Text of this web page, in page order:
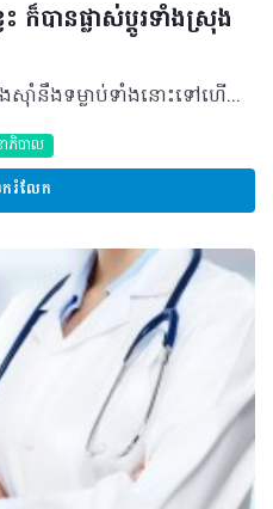
ក៏បានផ្លាស់ប្តូរទាំងស្រុង
មានរឿងខ្លះ យើងបានរស់នៅឡើងស៊ាំនឹងទម្លាប់ទាំងនោះទៅហើយ តែក៏មានពេលខ្លះទៀត ដែលត្រូវតែទទួលយកការពិតនៃការផ្លាស់ប្តូរថ្មីក្រោយពេលសម្រេចចិត្តជ្រើសរើសអ្វីមួយសម្រាប់ដំណើរជីវិតរបស់ខ្លួន។ ក្នុងនោះផងដែរ ក្រោយពេលក្លាយខ្លួនជានិស្សិតពេទ្យមួយរូបហើយ នឹងមានទម្លាប់មួយចំនួន អ្នកនឹងត្រូវផ្លាស់ប្តូរ និងទទួលយកវា បើទោះជាការពិត មិនសូវចង់ឲ្យកើតឡើងក៏ដោយ… អ្នកខ្លះដែលកំពុងអាន ក៏ប្រហែលជាយល់អារម្មណ៍ទាំងនេះច្បាស់ហើយ ស្របពេលដែលអ្នកខ្លះ ហាក់ដូចជានៅមិនទាន់ច្បាស់ថា«មែនក៏អី?» តែកុំបារម្ភ…អ្វីក៏ដោយ តែងតែមានផលវិជ្ជមាន និងអវិជ្ជមានរបស់វាដែរ ហេតុនេះហើយ…រីករាយប្រឈមនឹងអ្វីដលត្រូវប្រឈម ហើយកុំភ្លេចសម្របខ្លួនដោយភាពវៃឆ្លាត គួរបញ្ជាក់ផងដែថា ខាងក្រោមនេះ គ្រាន់ជាអ្វីដែលបានសម្រិតសម្រាំងពីអត្ថបទមួយ ក្រោមការប្រឹក្សាពីនិស្សិតវេជ្ជសាស្ត្រមួយរូបប៉ុណ្ណោះ…វាអាចនឹងពិតសម្រាប់អ្នកខ្លះ ហើយក៏មិនពិតសម្រាប់អ្នកខ្លះទៀត… ការរៀនត្រៀមប្រឡង មុនចូលរៀនពេទ្យ ៖ ចំណាយពេលប៉ុន្មានថ្ងៃ មុនពេលប្រឡង ហើយមានពេលណាត់ជួបគ្នាដើម្បីរំលឹកមេរៀននៅកន្លែងផ្សេងៗ ដែលពេលខ្លះក៏ក្លាយជាពេលនិយាយគ្នាច្រើនជាងរំលឹកមេរៀន តែក៏នៅតែមិនអី ក្រោយចូលរៀនពេទ្យ ៖ មិនថាថ្ងៃណានោះទេ គឺត្រូវតែត្រៀមជានិច្ច ហើយក៏មានមេរៀនមិនតិចនោះដែរដែលត្រូវមើល និងរំលឹក។ ការឆ្លៀតគេងបាន១០ទៅ២០នាទីក៏ជាការប្រសើរបំផុតហើយ ព្រោះថាសំណួរមិនតិចជាង១ពាន់ឡើយ បើអ្នកខ្លះមើលរហ័ស ក៏អាចមើលចប់១ ឬ២ដង ស្របពេលដែលអ្នកខ្លះនៅពាក់កណ្តាលផ្លូវនៅឡើយ។ ការគេង មុនចូលរៀនពេទ្យ ៖ ចូលគេងយប់ជ្រៅដល់ម៉ោង១ភ្លឺ ហើយទៅរៀនពេលព្រឹក ដោយគេងមិនបាន៨ម៉ោងគ្រប់គ្រាន់ ក៏មិនជាបញ្ហា ព្រោះតែងតែមានពេលសម្រាកដែលអាចគេងសម្រន់បាន ក្រោយចូលរៀនពេទ្យ ៖ បើគេងបាន៥ម៉ោង ចាត់់ទុកថាសំណាងណាស់ទៅហើយ បើប៉ះចំវេនយាមយប់ ហើយស្អែកឡើងត្រូវទៅរៀនទៀតនោះ កន្លែងណាក៏គេងបានដែរ មិនថាមុខវិជ្ជាណានោះទេ ជប់លៀង មុនចូលរៀនពេទ្យ ៖ មានពេលយ៉ាងហោចណាស់ក៏១ ទៅ ២ម៉ោងសម្រាប់រៀបចំខ្លួនដែរ ហើយក៏មានពេលគ្រប់គ្រាន់សម្រាប់ការជួបជុំគ្នា ជជែកពីនេះពីនោះដែរ ក្រោយចូលរៀនពេទ្យ ៖ មានឱកាសបានបង្ហាញខ្លួន ជាឱកាសមួយកម្រហើយ កុំថាឡើយពេលគ្រប់គ្រាន់សម្រាប់ត្រៀម និងរៀបចំខ្លួននោះ ហើយបើបានជុំគ្នាម្តងៗវិញ សប្បាយម៉ាអស់ដៃតែម្តង អាហារ មុនចូលរៀនពេទ្យ ៖ បើមានពេល ក៏អាចសាកល្បងធ្វើនូវមុខម្ហូបប្លែកៗ ឬអ្វីដែលខ្លួនចូលចិត្ត ឬក៏ពេលខ្លះមិនសូវមានពេលច្រើន ក៏នៅតែអាចកុម្ម៉ង់អាហារមកញ៉ាំ ហើយមានពេលរីករាយនឹងញ៉ាំវាបាន ក្រោយចូលរៀនពេទ្យ ៖ កាហ្វេប្រហែល២ទៅ៣កែវក្នុងមួយថ្ងៃ នំ និងអាហារផ្សេងទៀត ជាពិសេសម្ជូរ។ បើពេលវេនយប់វិញ ឲ្យតែបានអាហារក្តៅៗម្តងៗ (ស៊ីវម៉ៃ មីស៊ុប…) គឺថាមានអារម្មណ៍ដូចជាបានកាដូពិសេសពីព្រះអញ្ចឹង បណ្ណាល័យ មុនចូលរៀនពេទ្យ ៖ ជាកន្លែងដ៏កក់ក្តៅមួយដែលអាចចំណាយពេលជាមួយនឹងមិត្តរួមថ្នាក់មើលមេរៀន ឬសម្រាកដោយអង្គុយលេង ថតរូប និងប្រើប្រាស់អ៊ីនធឺណែត ក្រោយចូលរៀនពេទ្យ ៖ សម្រាប់និស្សិតពេលខ្លះ បណ្ណាល័យជាកន្លែងដែលអាចឲ្យគេចពីម៉ោងរៀនខ្លះដែលគេគិតថាធុញទ្រាន់ ឬហត់នឿយខ្លាំង។ សឹងតែអាចហៅបានថា«កន្លែងបន្ធូរអារម្មណ៍» ដោយការអានសៀវភៅ ការលេងហ្គេម និងជាពិសេស គឺគេងដោយមានក្តីសុខតែម្តង… ការងូតទឹក មុនចូលរៀនពេទ្យ ៖ យ៉ាងហោចណាស់ក៏មាន៥ទៅ១០នាទី ងូតទឹកដោយស្រណុកខ្លួន នឹកគិតអំពីអ្វីដែលបានកើតឡើងក្នុងថ្ងៃនេះ និងត្រៀមគម្រោងខ្លះៗសម្រាប់ថ្ងៃស្អែកដែរ ក្រោយចូលរៀនពេទ្យ ៖ ប្រើប្រាស់បន្ទប់ទឹកនៅពេទ្យ ម៉េចនឹងអាចមានអារម្មណ៍ស្និទ្ធស្នាលដូចនៅផ្ទះផ្ទាល់ខ្លួនទៅ តែក៏សំណាងណាស់ដែរ ដែលមានបន្ទប់សមរម្យសម្រាប់ពេទ្យ និងបុគ្គលិកផ្សេងទៀត ប្រជាប្រិយភាព មុនចូលរៀនពេទ្យ ៖ អ្នកដែលមានមុខមាត់ស្អាត រូបរាងសង្ហា មានការតុបតែងខ្លួនដែលលេចធ្លោជាងគេ ច្រើនទទួលបានការចាប់អារម្មណ៍ច្រើនជាងគេ ក្រោយចូលរៀនពេទ្យ ៖ សិស្សច្បងដែលរៀនពូកែ និងមានសមត្ថភាពខ្ពស់ ជាពិសេសបានពិន្ទុខ្ពស់ជាងគេ ហើយធ្វើការងារដោយវិជ្ជាជីវៈ តែងតែក្លាយជានិមិត្តរូបរបស់សិស្សប្អូនជាច្រើន ពិត ឬមិនពិតដែរ? សូមមតិយោបល់ម្នាក់បន្តិចមកណា៎… ©2018 រក្សាសិទ្ធិគ្រប់យ៉ាង​ដោយ Healthtime Corporation ចំពោះគ្រប់អត្ថបទដោយគ្មានផ្នែកណាមួយត្រូវបោះពុម្ពផ្សាយចូល ប្រព័ន្ធអ៊ីនធឺណែតឧបករណ៍អេឡិចត្រូនិកអាត់ជាសំឡេងឬថតចំលងគ្រប់រូបភាពដោយគ្មានការអនុញ្ញាតឡើយ
ាភិបាល
ករំលែក